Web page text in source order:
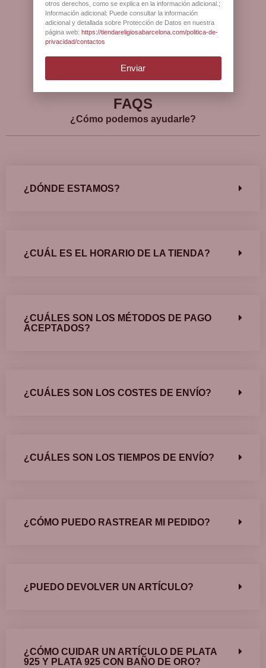
Ver más opiniones
FAQS
¿Cómo podemos ayudarle?
¿DÓNDE ESTAMOS?
¿CUÁL ES EL HORARIO DE LA TIENDA?
¿CUÁLES SON LOS MÉTODOS DE PAGO
ACEPTADOS?
¿CUÁLES SON LOS COSTES DE ENVÍO?
¿CUÁLES SON LOS TIEMPOS DE ENVÍO?
¿CÓMO PUEDO RASTREAR MI PEDIDO?
¿PUEDO DEVOLVER UN ARTÍCULO?
¿CÓMO CUIDAR UN ARTÍCULO DE PLATA
925 Y PLATA 925 CON BAÑO DE ORO?
otros derechos, como se explica en la información adicional.;
Información adicional: Puede consultar la información
adicional y detallada sobre Protección de Datos en nuestra
página web: https://tiendareligiosabarcelona.com/politica-de-
privacidad/contactos
Enviar